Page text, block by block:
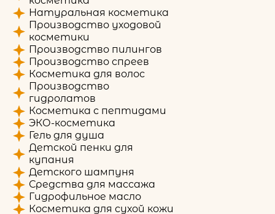
Натуральная косметика
Производство уходовой
косметики
Производство пилингов
Производство спреев
Косметика для волос
Производство
гидролатов
Косметика с пептидами
ЭКО-косметика
Гель для душа
Детской пенки для
купания
Детского шампуня
Средства для массажа
Гидрофильное масло
Косметика для сухой кожи